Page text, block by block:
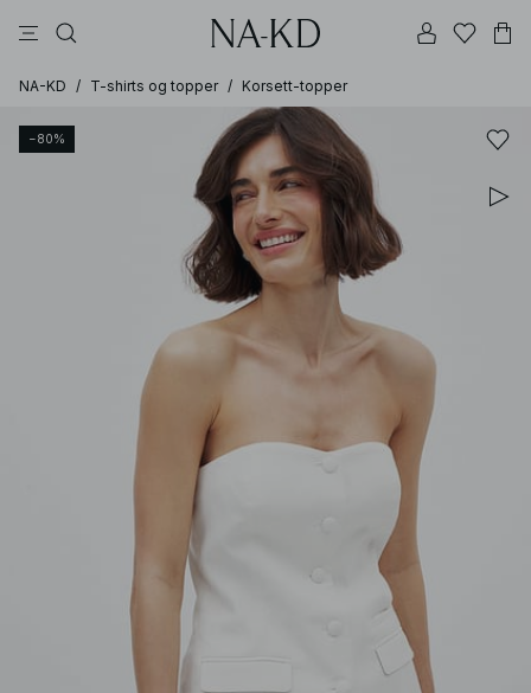
NA-KD / T-shirts og topper / Korsett-topper
−80%